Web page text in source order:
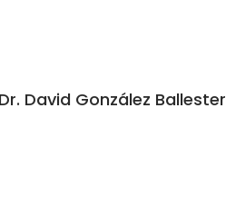
David González Ballester